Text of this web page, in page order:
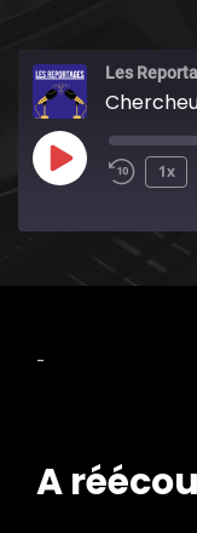
Les
Play
1x
-
A